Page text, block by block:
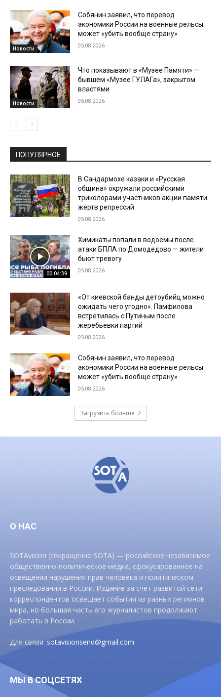
Новости
Собянин заявил, что перевод
экономики России на военные рельсы
может «убить вообще страну»
05.08.2026
Новости
Что показывают в «Музее Памяти» —
бывшем «Музее ГУЛАГа», закрытом
властями
05.08.2026
ПОПУЛЯРНОЕ
В Сандармохе казаки и «Русская
община» окружали российскими
триколорами участников акции памяти
жертв репрессий
05.08.2026
00:04:39
Химикаты попали в водоемы после
атаки БПЛА по Домодедово — жители
бьют тревогу
05.08.2026
«От киевской банды детоубийц можно
ожидать чего угодно». Памфилова
встретилась с Путиным после
жеребьевки партий
05.08.2026
Собянин заявил, что перевод
экономики России на военные рельсы
может «убить вообще страну»
05.08.2026
Загрузить больше
О НАС
SOTAvision (сокращенно SOTA) — российское независимое
общественно-политическое медиа, сфокусированное на
освещении нарушения прав человека и политическом
преследовании в России. Издание за счет развитой сети
корреспондентов освещает события из разных регионов
мира, но большая часть его журналистов продолжают
работать в России.
Для связи:sotavisionsend@gmail.com
МЫ В СОЦСЕТЯХ